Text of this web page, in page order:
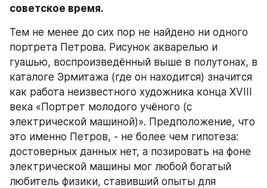
советское время.
Тем не менее до сих пор не найдено ни одного
портрета Петрова. Рисунок акварелью и
гуашью, воспроизведённый выше в полутонах, в
каталоге Эрмитажа (где он находится) значится
как работа неизвестного художника конца XVIII
века «Портрет молодого учёного (с
электрической машиной)». Предположение, что
это именно Петров, - не более чем гипотеза:
достоверных данных нет, а позировать на фоне
электрической машины мог любой богатый
любитель физики, ставивший опыты для